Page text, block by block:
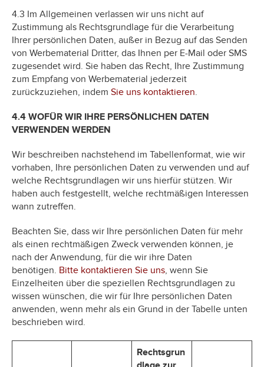
4.3 Im Allgemeinen verlassen wir uns nicht auf
Zustimmung als Rechtsgrundlage für die Verarbeitung
Ihrer persönlichen Daten, außer in Bezug auf das Senden
von Werbematerial Dritter, das Ihnen per E-Mail oder SMS
zugesendet wird. Sie haben das Recht, Ihre Zustimmung
zum Empfang von Werbematerial jederzeit
zurückzuziehen, indem Sie uns kontaktieren.
4.4 WOFÜR WIR IHRE PERSÖNLICHEN DATEN
VERWENDEN WERDEN
Wir beschreiben nachstehend im Tabellenformat, wie wir
vorhaben, Ihre persönlichen Daten zu verwenden und auf
welche Rechtsgrundlagen wir uns hierfür stützen. Wir
haben auch festgestellt, welche rechtmäßigen Interessen
wann zutreffen.
Beachten Sie, dass wir Ihre persönlichen Daten für mehr
als einen rechtmäßigen Zweck verwenden können, je
nach der Anwendung, für die wir ihre Daten
benötigen. Bitte kontaktieren Sie uns, wenn Sie
Einzelheiten über die speziellen Rechtsgrundlagen zu
wissen wünschen, die wir für Ihre persönlichen Daten
anwenden, wenn mehr als ein Grund in der Tabelle unten
beschrieben wird.
Rechtsgrun